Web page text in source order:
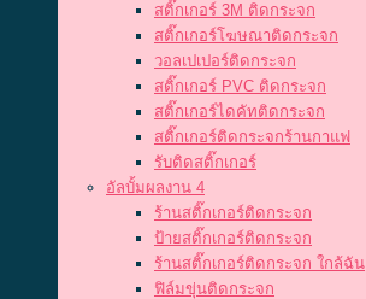
สติ๊กเกอร์ 3M ติดกระจก
สติ๊กเกอร์โฆษณาติดกระจก
วอลเปเปอร์ติดกระจก
สติ๊กเกอร์ PVC ติดกระจก
สติ๊กเกอร์ไดคัทติดกระจก
สติ๊กเกอร์ติดกระจกร้านกาแฟ
รับติดสติ๊กเกอร์
อัลบั้มผลงาน 4
ร้านสติ๊กเกอร์ติดกระจก
ป้ายสติ๊กเกอร์ติดกระจก
ร้านสติ๊กเกอร์ติดกระจก ใกล้ฉัน
ฟิล์มขุ่นติดกระจก